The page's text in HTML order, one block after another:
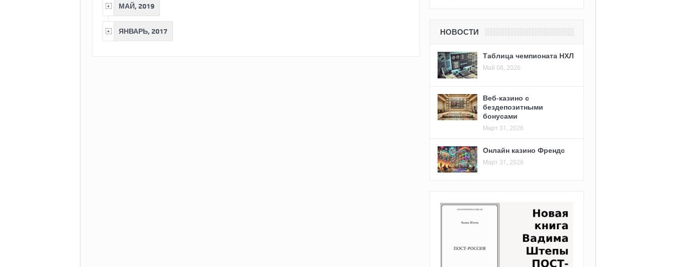
МАЙ, 2019
ЯНВАРЬ, 2017 НОВОСТИ
Таблица чемпионата НХЛ
Май 08, 2026
Веб-казино с
бездепозитными
бонусами
Март 31, 2026
Онлайн казино Френдс
Март 31, 2026